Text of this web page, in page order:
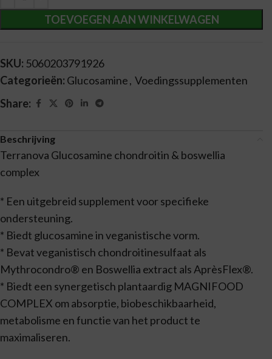
TOEVOEGEN AAN WINKELWAGEN
SKU: 5060203791926
Categorieën: Glucosamine, Voedingssupplementen
Share:
Beschrijving
Terranova Glucosamine chondroitin & boswellia
complex
* Een uitgebreid supplement voor specifieke
ondersteuning.
* Biedt glucosamine in veganistische vorm.
* Bevat veganistisch chondroitinesulfaat als
Mythrocondro® en Boswellia extract als AprèsFlex®.
* Biedt een synergetisch plantaardig MAGNIFOOD
COMPLEX om absorptie, biobeschikbaarheid,
metabolisme en functie van het product te
maximaliseren.